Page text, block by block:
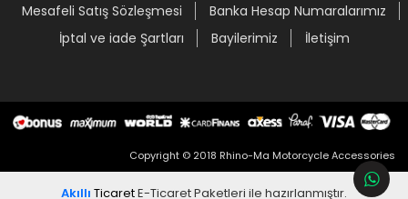
Mesafeli Satış Sözleşmesi
Banka Hesap Numaralarımız
İptal ve iade Şartları
Bayilerimiz İletişim
Copyright © 2018 Rhino-Ma Motorcycle Accessories
Akıllı TicaretE-Ticaret Paketleri ile hazırlanmıştır.